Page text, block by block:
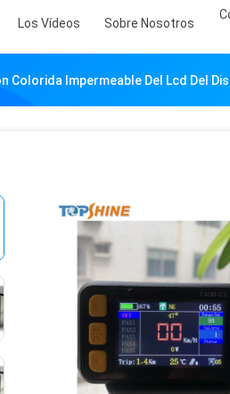
Los Vídeos Sobre Nosotros
Colorida Impermeable Del Lcd Del